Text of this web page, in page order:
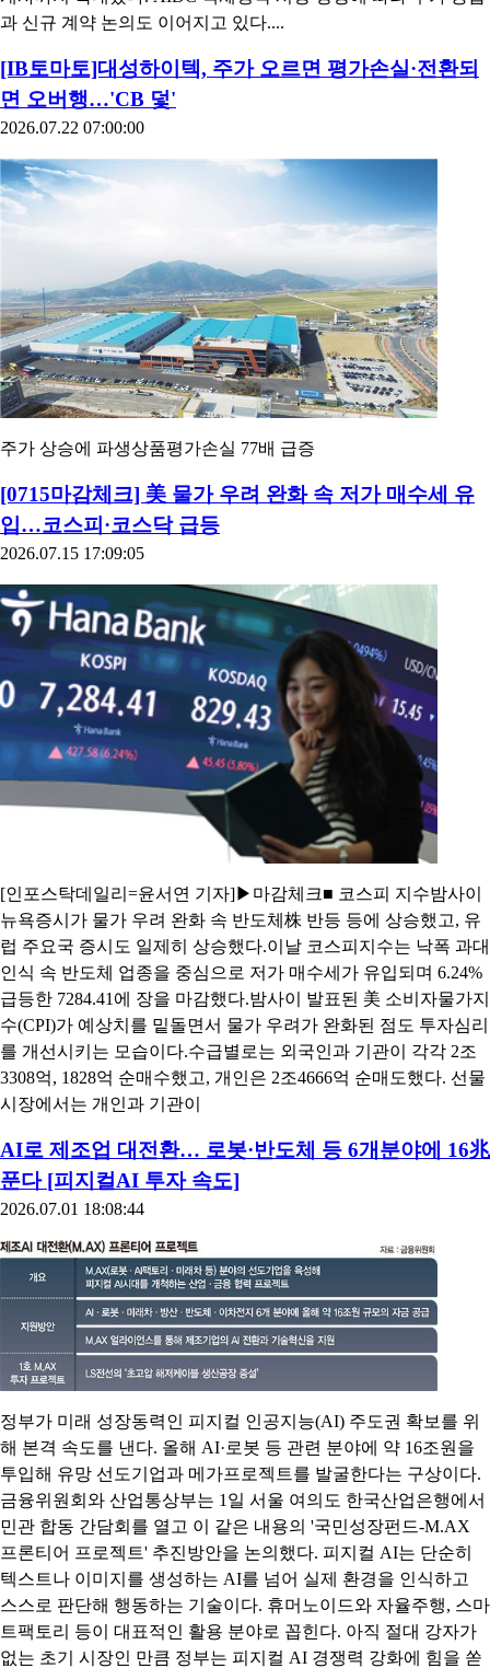
과 신규 계약 논의도 이어지고 있다....
[IB토마토]대성하이텍, 주가 오르면 평가손실·전환되
면 오버행…'CB 덫'
2026.07.22 07:00:00
주가 상승에 파생상품평가손실 77배 급증
[0715마감체크] 美 물가 우려 완화 속 저가 매수세 유
입…코스피·코스닥 급등
2026.07.15 17:09:05
[인포스탁데일리=윤서연 기자]▶마감체크■ 코스피 지수밤사이
뉴욕증시가 물가 우려 완화 속 반도체株 반등 등에 상승했고, 유
럽 주요국 증시도 일제히 상승했다.이날 코스피지수는 낙폭 과대
인식 속 반도체 업종을 중심으로 저가 매수세가 유입되며 6.24%
급등한 7284.41에 장을 마감했다.밤사이 발표된 美 소비자물가지
수(CPI)가 예상치를 밑돌면서 물가 우려가 완화된 점도 투자심리
를 개선시키는 모습이다.수급별로는 외국인과 기관이 각각 2조
3308억, 1828억 순매수했고, 개인은 2조4666억 순매도했다. 선물
시장에서는 개인과 기관이
AI로 제조업 대전환… 로봇·반도체 등 6개분야에 16兆
푼다 [피지컬AI 투자 속도]
2026.07.01 18:08:44
정부가 미래 성장동력인 피지컬 인공지능(AI) 주도권 확보를 위
해 본격 속도를 낸다. 올해 AI·로봇 등 관련 분야에 약 16조원을
투입해 유망 선도기업과 메가프로젝트를 발굴한다는 구상이다.
금융위원회와 산업통상부는 1일 서울 여의도 한국산업은행에서
민관 합동 간담회를 열고 이 같은 내용의 '국민성장펀드-M.AX
프론티어 프로젝트' 추진방안을 논의했다. 피지컬 AI는 단순히
텍스트나 이미지를 생성하는 AI를 넘어 실제 환경을 인식하고
스스로 판단해 행동하는 기술이다. 휴머노이드와 자율주행, 스마
트팩토리 등이 대표적인 활용 분야로 꼽힌다. 아직 절대 강자가
없는 초기 시장인 만큼 정부는 피지컬 AI 경쟁력 강화에 힘을 쏟